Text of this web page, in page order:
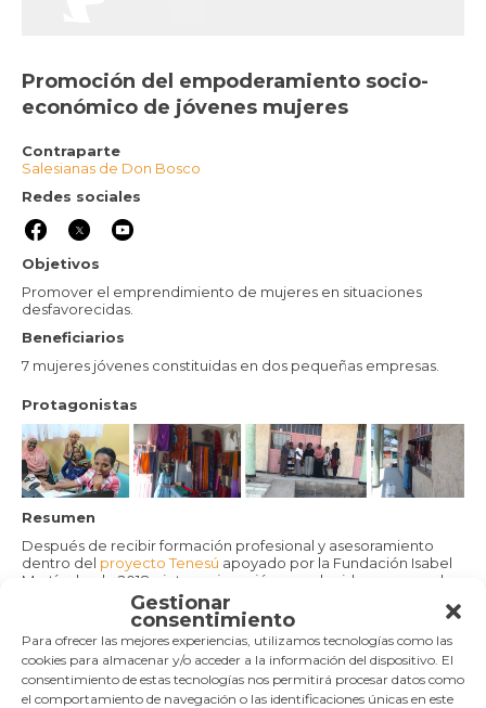
Gestionar
consentimiento
Para ofrecer las mejores experiencias, utilizamos tecnologías como las
cookies para almacenar y/o acceder a la información del dispositivo. El
consentimiento de estas tecnologías nos permitirá procesar datos como
el comportamiento de navegación o las identificaciones únicas en este
Promoción del empoderamiento socio-
económico de jóvenes mujeres
Contraparte
Salesianas de Don Bosco
Redes sociales
Objetivos
Promover el emprendimiento de mujeres en situaciones
desfavorecidas.
Beneficiarios
7 mujeres jóvenes constituidas en dos pequeñas empresas.
Protagonistas
Resumen
Después de recibir formación profesional y asesoramiento
dentro del proyecto Tenesú apoyado por la Fundación Isabel
Martín desde 2018, siete mujeres jóvenes deciden emprender
y en 2021 constituyen dos pequeñas empresas textiles. Una vez
constituidas, consiguieron un ayuda del gobierno y desde la
Fundación se les ha apoyado con la inversión inicial
(maquinaria y materiales).
Periodo de ejecución
2022 – Actualidad